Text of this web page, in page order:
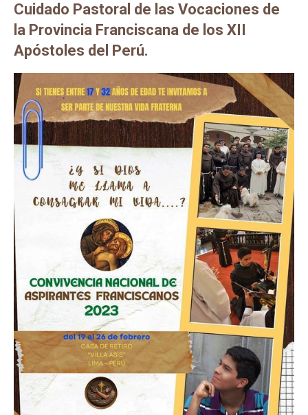
Cuidado Pastoral de las Vocaciones de
la Provincia Franciscana de los XII
Apóstoles del Perú.